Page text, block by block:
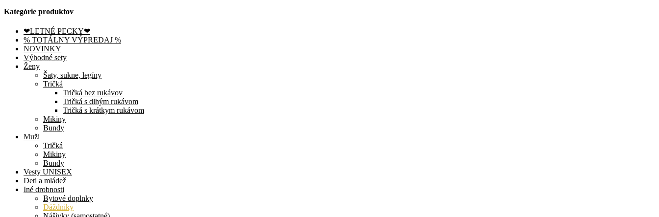
Kategórie produktov
❤LETNÉ PECKY❤
% TOTÁLNY VÝPREDAJ %
NOVINKY
Výhodné sety
Ženy
Šaty, sukne, legíny
Tričká
Tričká bez rukávov
Tričká s dlhým rukávom
Tričká s krátkym rukávom
Mikiny
Bundy
Muži
Tričká
Mikiny
Bundy
Vesty UNISEX
Deti a mládež
Iné drobnosti
Bytové doplnky
Dáždniky